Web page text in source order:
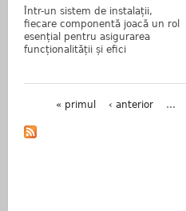
Într-un sistem de instalații,
fiecare componentă joacă un rol
esențial pentru asigurarea
funcționalității și efici
Pagini« primul ‹ anterior …